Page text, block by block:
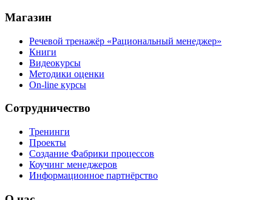
Магазин
Речевой тренажёр «Рациональный менеджер»
Книги
Видеокурсы
Методики оценки
On-line курсы
Сотрудничество
Тренинги
Проекты
Создание Фабрики процессов
Коучинг менеджеров
Информационное партнёрство